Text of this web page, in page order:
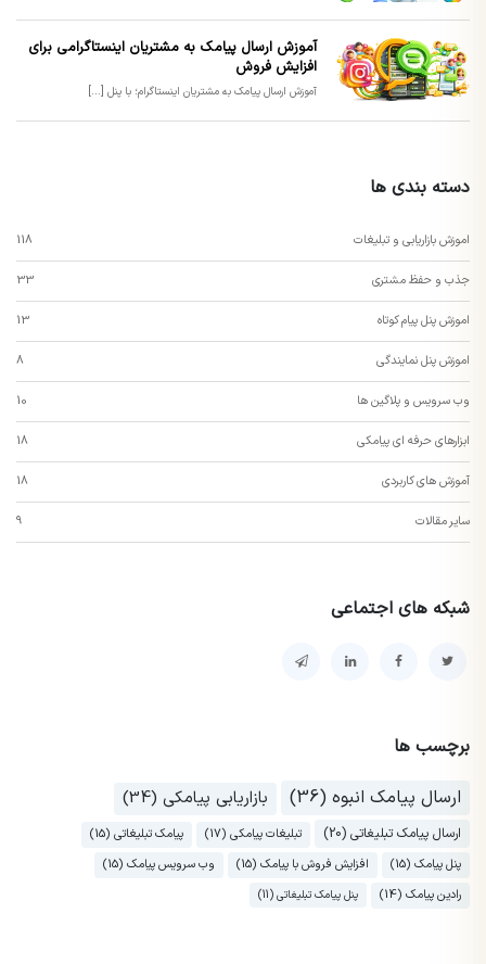
آموزش ارسال پیامک به مشتریان اینستاگرامی برای
افزایش فروش
آموزش ارسال پیامک به مشتریان اینستاگرام؛ با پنل [...]
دسته بندی ها
اموزش بازاریابی و تبلیغات 118
جذب و حفظ مشتری 33
اموزش پنل پیام کوتاه 13
اموزش پنل نمایندگی 8
وب سرویس و پلاگین ها 10
ابزارهای حرفه ای پیامکی 18
آموزش های کاربردی 18
سایر مقالات 9
شبکه های اجتماعی
برچسب ها
ارسال پیامک انبوه (36)
بازاریابی پیامکی (34)
ارسال پیامک تبلیغاتی (20) تبلیغات پیامکی (17)
پیامک تبلیغاتی (15)
پنل پیامک (15)
افزایش فروش با پیامک (15)
وب سرویس پیامک (15)
رادین پیامک (14)
پنل پیامک تبلیغاتی (11)